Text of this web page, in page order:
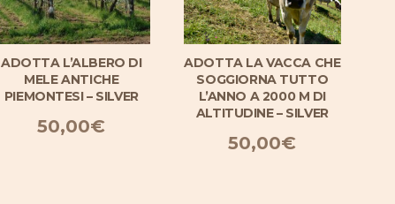
ADOTTA L’ALBERO DI
MELE ANTICHE
PIEMONTESI – SILVER
50,00€
ADOTTA LA VACCA CHE
SOGGIORNA TUTTO
L’ANNO A 2000 M DI
ALTITUDINE – SILVER
50,00€